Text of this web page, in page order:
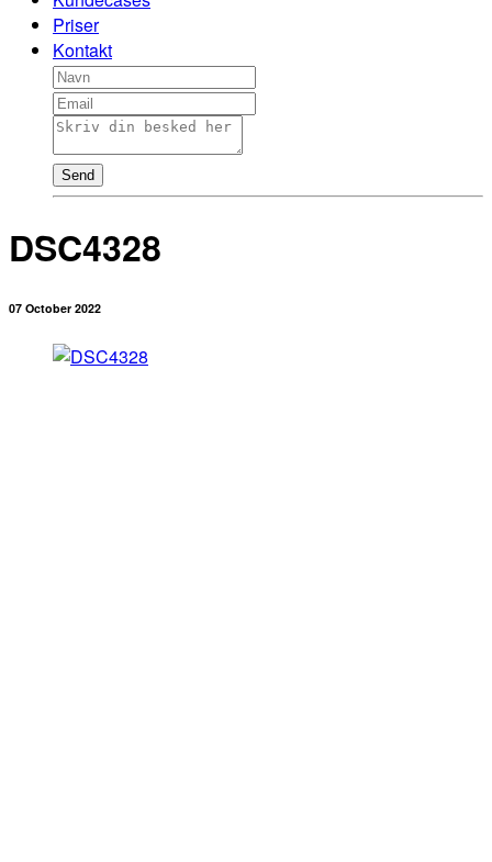
Priser
Kontakt
Send
DSC4328
07 October 2022